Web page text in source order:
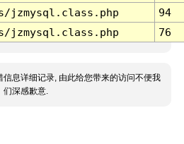
jzmysql.class.php
94
jzmysql.class.php 76
信息详细记录, 由此给您带来的访问不便我
们深感歉意.